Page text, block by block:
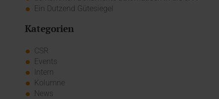
Ein Dutzend Gütesiegel
Kategorien
CSR
Events
Intern
Kolumne
News